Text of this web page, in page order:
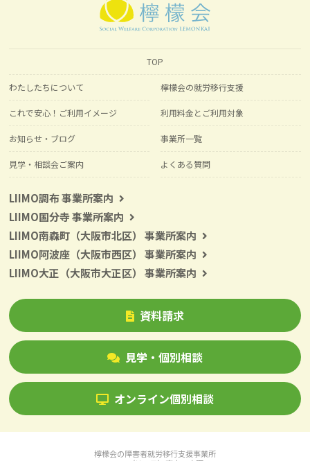
TOP
わたしたちについて 檸檬会の就労移行支援
これで安心！ご利用イメージ 利用料金とご利用対象
お知らせ・ブログ 事業所一覧
見学・相談会ご案内 よくある質問
LIIMO調布 事業所案内
LIIMO国分寺 事業所案内
LIIMO南森町（大阪市北区） 事業所案内
LIIMO阿波座（大阪市西区） 事業所案内
LIIMO大正（大阪市大正区） 事業所案内
資料請求
見学・個別相談
オンライン個別相談
檸檬会の障害者就労移行支援事業所